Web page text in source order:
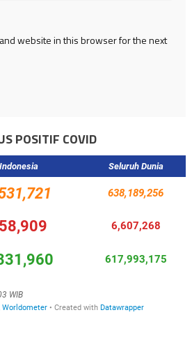
website in this browser for the next
POSITIF COVID